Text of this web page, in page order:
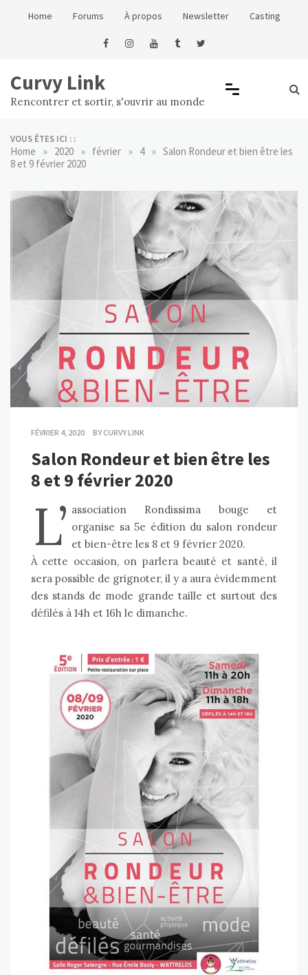
Home Forums À propos Newsletter Casting
Curvy Link
Rencontrer et sortir, s'ouvrir au monde
VOUS ÊTES ICI : :
Home » 2020 » février » 4 » Salon Rondeur et bien être les
8 et 9 février 2020
FÉVRIER 4, 2020 BYCURVY LINK
Salon Rondeur et bien être les
8 et 9 février 2020
L’ association Rondissima bouge et
organise sa 5e édition du salon rondeur
et bien-être les 8 et 9 février 2020.
À cette occasion, on parlera beauté et santé, il
sera possible de grignoter, il y a aura évidemment
des stands de mode grande taille et surtout des
défilés à 14h et 16h le dimanche.